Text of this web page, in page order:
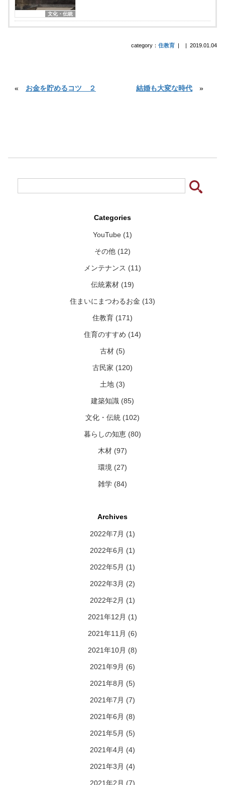
文化・伝統
category：住教育 | |2019.01.04
« お金を貯めるコツ ２ 結婚も大変な時代 »
Categories
YouTube (1)
その他 (12)
メンテナンス (11)
伝統素材 (19)
住まいにまつわるお金 (13)
住教育 (171)
住育のすすめ (14)
古材 (5)
古民家 (120)
土地 (3)
建築知識 (85)
文化・伝統 (102)
暮らしの知恵 (80)
木材 (97)
環境 (27)
雑学 (84)
Archives
2022年7月 (1)
2022年6月 (1)
2022年5月 (1)
2022年3月 (2)
2022年2月 (1)
2021年12月 (1)
2021年11月 (6)
2021年10月 (8)
2021年9月 (6)
2021年8月 (5)
2021年7月 (7)
2021年6月 (8)
2021年5月 (5)
2021年4月 (4)
2021年3月 (4)
2021年2月 (7)